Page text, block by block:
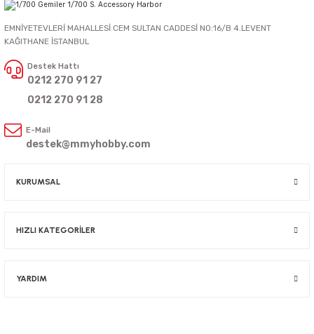
EMNİYETEVLERİ MAHALLESİ CEM SULTAN CADDESİ NO:16/B 4.LEVENT
KAĞITHANE İSTANBUL
Destek Hattı
0212 270 91 27
0212 270 91 28
E-Mail
destek@mmyhobby.com
KURUMSAL
HIZLI KATEGORİLER
YARDIM